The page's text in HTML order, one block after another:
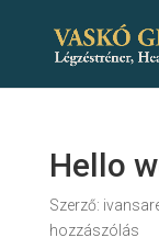
Hello
Szerző:
hozzászólás